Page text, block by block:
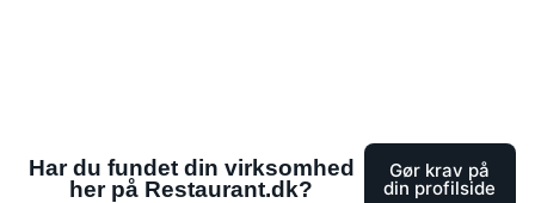
Har du fundet din virksomhed
her på Restaurant.dk?
Gør krav på
din profilside